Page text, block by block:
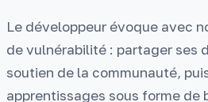
Le développeur évoque avec
de vulnérabilité : partager ses
soutien de la communauté,
apprentissages sous forme de